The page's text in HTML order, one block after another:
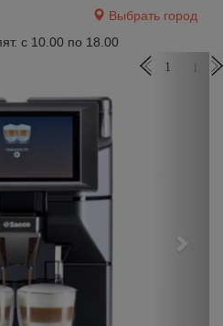
Выбрать город
с 10.00 по 18.00
Next
1